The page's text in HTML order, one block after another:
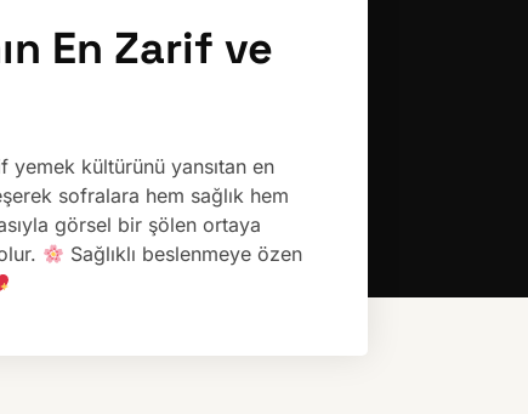
En Zarif ve
yemek kültürünü yansıtan en
sofralara hem sağlık hem
görsel bir şölen ortaya
Sağlıklı beslenmeye özen